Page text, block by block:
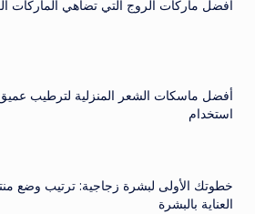
أفضل ماركات الروج التي تضاهي الماركات
أفضل ماسكات الشعر المنزلية لترطيب
استخدام
خطوتك الأولى لبشرة زجاجية: ترتيب وضع
العناية بالبشرة